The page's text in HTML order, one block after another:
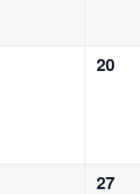
0
20
0
27